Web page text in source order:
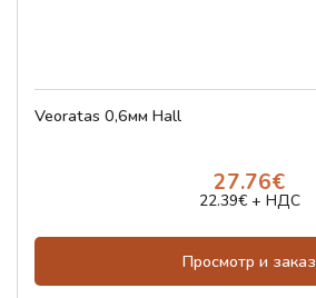
Veoratas 0,6мм Hall
27.76€
22.39€ + НДС
Просмотр и заказ